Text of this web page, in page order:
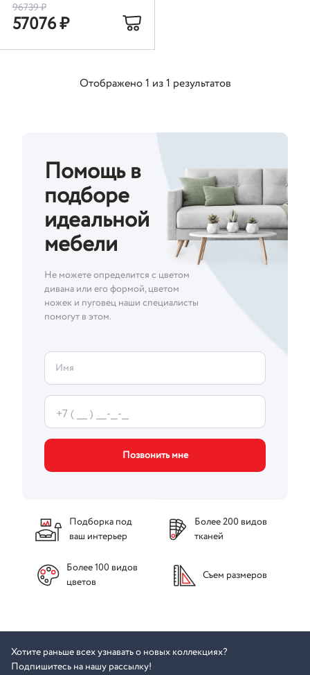
96739₽
57076₽
Отображено1 из1 результатов
Помощь в
подборе
идеальной
мебели
Не можете определится с цветом
дивана или его формой, цветом
ножек и пуговец наши специалисты
помогут в этом.
Имя
Позвонить мне
Подборка под
ваш интерьер
Более 200 видов
тканей
Более 100 видов
цветов
Съем размеров
Хотите раньше всех узнавать о новых коллекциях?
Подпишитесь на нашу рассылку!